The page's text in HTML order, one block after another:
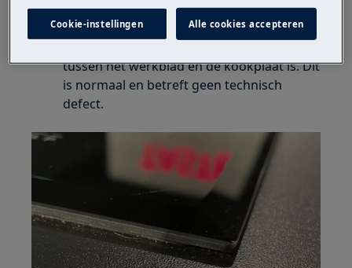
voor dat er geen vocht in de uitsparing van
het werkblad kan lopen bij morsen of
tussen het werkblad en de kookplaat is. Dit
is normaal en betreft geen technisch
defect.
Cookie-instellingen Alle cookies accepteren